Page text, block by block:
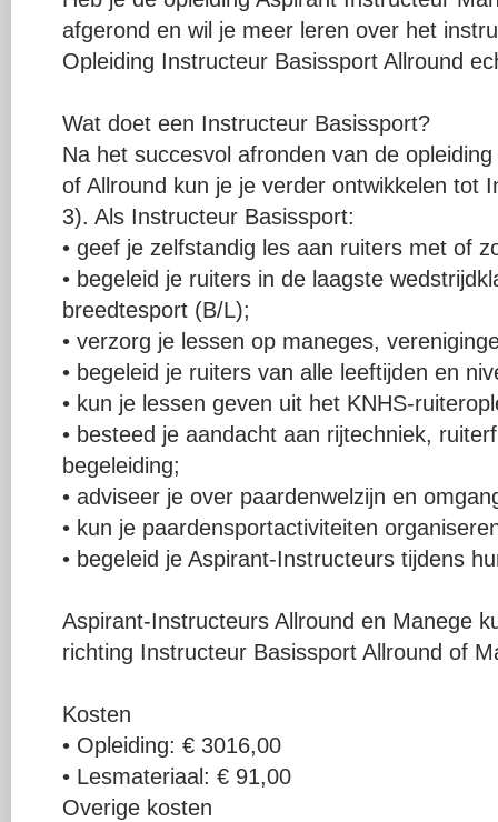
afgerond en wil je meer leren over het
Opleiding Instructeur Basissport Allround
Wat doet een Instructeur Basissport?
Na het succesvol afronden van de
of Allround kun je je verder ontwikkelen tot
3). Als Instructeur Basissport:
• geef je zelfstandig les aan ruiters met of
• begeleid je ruiters in de laagste
breedtesport (B/L);
• verzorg je lessen op maneges,
• begeleid je ruiters van alle leeftijden en
• kun je lessen geven uit het KNHS-
• besteed je aandacht aan rijtechniek,
begeleiding;
• adviseer je over paardenwelzijn en
• kun je paardensportactiviteiten
• begeleid je Aspirant-Instructeurs tijdens
Aspirant-Instructeurs Allround en Manege
richting Instructeur Basissport Allround of
Kosten
• Opleiding: € 3016,00
• Lesmateriaal: € 91,00
Overige kosten